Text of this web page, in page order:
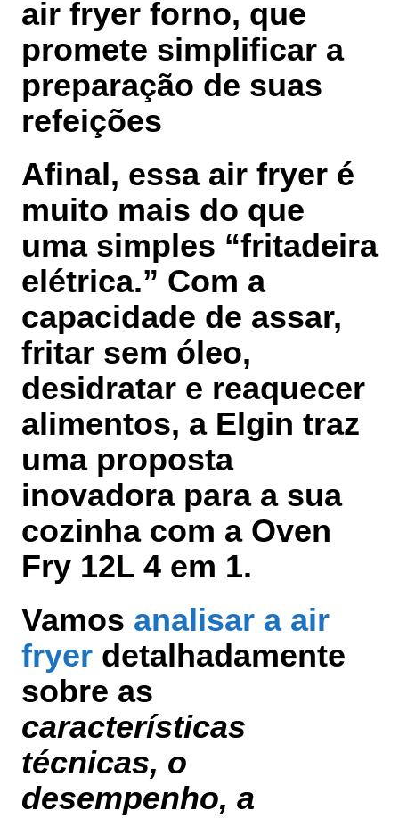
air fryer forno, que
promete simplificar a
preparação de suas
refeições
Afinal, essa air fryer é
muito mais do que
uma simples “fritadeira
elétrica.” Com a
capacidade de assar,
fritar sem óleo,
desidratar e reaquecer
alimentos, a Elgin traz
uma proposta
inovadora para a sua
cozinha com a Oven
Fry 12L 4 em 1.
Vamos analisar a air
fryer detalhadamente
sobre as
características
técnicas, o
desempenho, a